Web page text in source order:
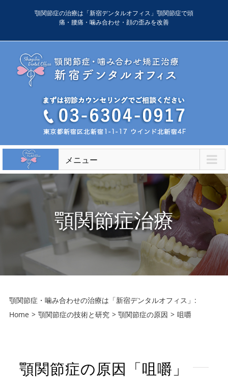
顎関節症の治療は「新宿デンタルオフィス」顎関節症で頭
痛・腰痛・噛み合わせ・顔の歪みを改善
メニュー
顎関節症治療
顎関節症・噛み合わせの治療は「新宿デンタルオフィス」:
Home
顎関節症の技術と研究 顎関節症の原因 咀嚼
顎関節症の原因「咀嚼」